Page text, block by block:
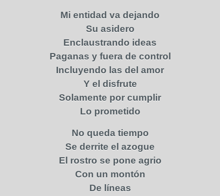
Mi entidad va dejando
Su asidero
Enclaustrando ideas
Paganas y fuera de control
Incluyendo las del amor
Y el disfrute
Solamente por cumplir
Lo prometido
No queda tiempo
Se derrite el azogue
El rostro se pone agrio
Con un montón
De líneas